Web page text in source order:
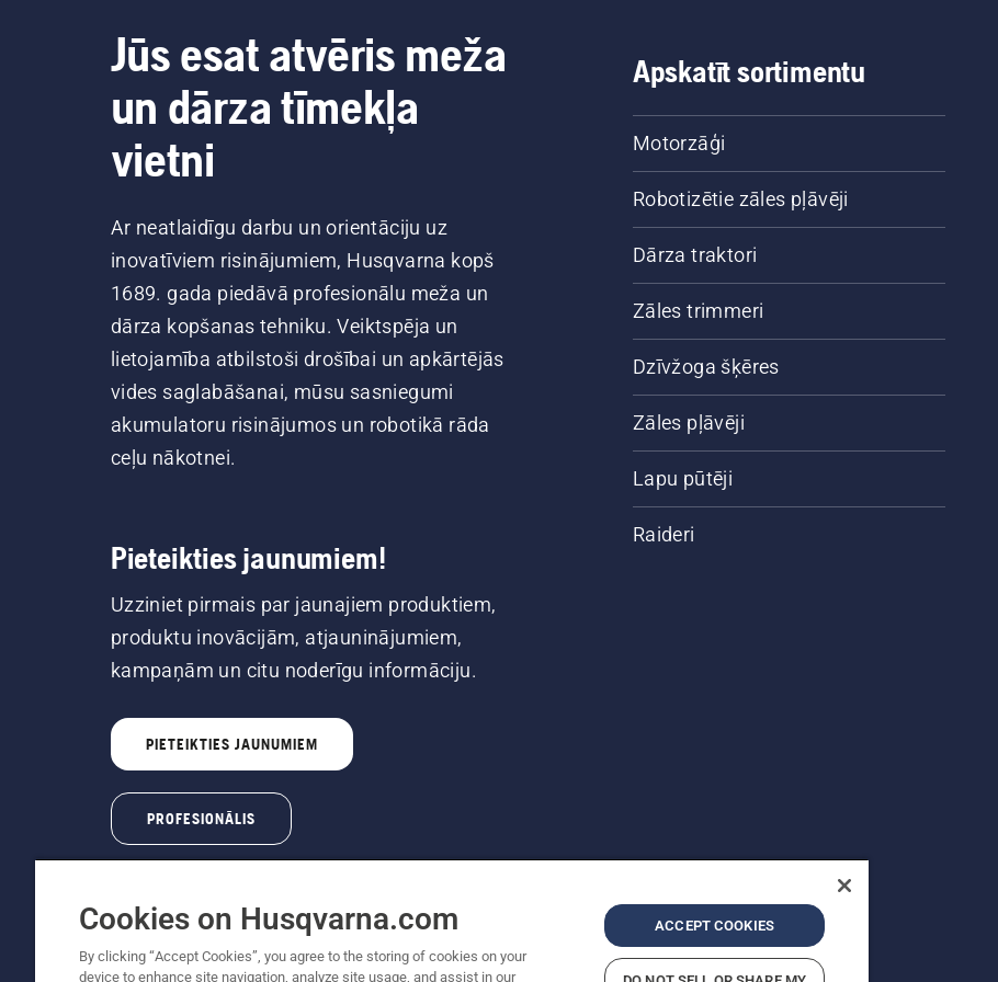
Jūs esat atvēris meža
un dārza tīmekļa
vietni
Ar neatlaidīgu darbu un orientāciju uz
inovatīviem risinājumiem, Husqvarna kopš
1689. gada piedāvā profesionālu meža un
dārza kopšanas tehniku. Veiktspēja un
lietojamība atbilstoši drošībai un apkārtējās
vides saglabāšanai, mūsu sasniegumi
akumulatoru risinājumos un robotikā rāda
ceļu nākotnei.
Pieteikties jaunumiem!
Uzziniet pirmais par jaunajiem produktiem,
produktu inovācijām, atjauninājumiem,
kampaņām un citu noderīgu informāciju.
PIETEIKTIES JAUNUMIEM
PROFESIONĀLIS
Apskatīt sortimentu
Motorzāģi
Robotizētie zāles pļāvēji
Dārza traktori
Zāles trimmeri
Dzīvžoga šķēres
Zāles pļāvēji
Lapu pūtēji
Raideri
Cookies on Husqvarna.com
By clicking “Accept Cookies”, you agree to the storing of cookies on your
device to enhance site navigation, analyze site usage, and assist in our
ACCEPT COOKIES